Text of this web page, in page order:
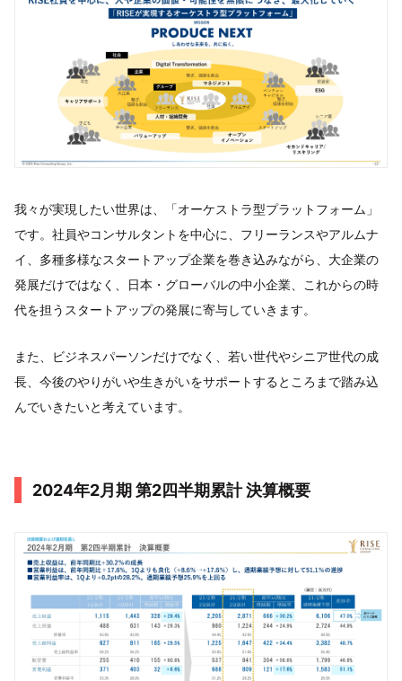
我々が実現したい世界は、「オーケストラ型プラットフォーム」
です。社員やコンサルタントを中心に、フリーランスやアルムナ
イ、多種多様なスタートアップ企業を巻き込みながら、大企業の
発展だけではなく、日本・グローバルの中小企業、これからの時
代を担うスタートアップの発展に寄与していきます。
また、ビジネスパーソンだけでなく、若い世代やシニア世代の成
長、今後のやりがいや生きがいをサポートするところまで踏み込
んでいきたいと考えています。
2024年2⽉期 第2四半期累計 決算概要